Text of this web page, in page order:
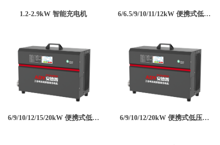
1.2-2.9kW 智能充电机
6/6.5/9/10/11/12kW 便携式低压
6/9/10/12/15/20kW 便携式低压
6/9/10/12/20kW 便携式低压智